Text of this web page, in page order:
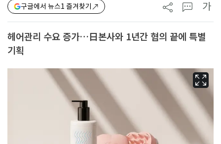
구글에서 뉴스1 즐겨찾기 가
헤어관리 수요 증가…日본사와 1년간 협의 끝에 특별
기획